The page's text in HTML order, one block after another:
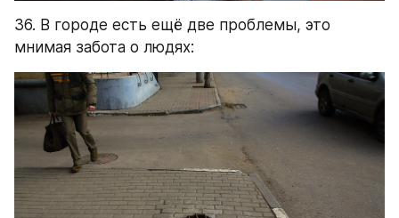
36. В городе есть ещё две проблемы, это
мнимая забота о людях: